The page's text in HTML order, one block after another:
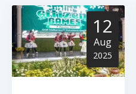
12
Aug
2025